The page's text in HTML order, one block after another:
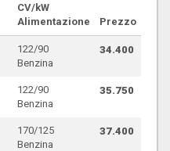
CV/kW
Alimentazione
Prezzo
122/90
Benzina
34.400
122/90
Benzina
35.750
170/125
Benzina
37.400